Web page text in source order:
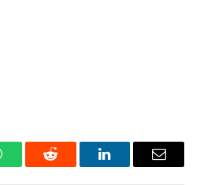
Reddit LinkedInEmail